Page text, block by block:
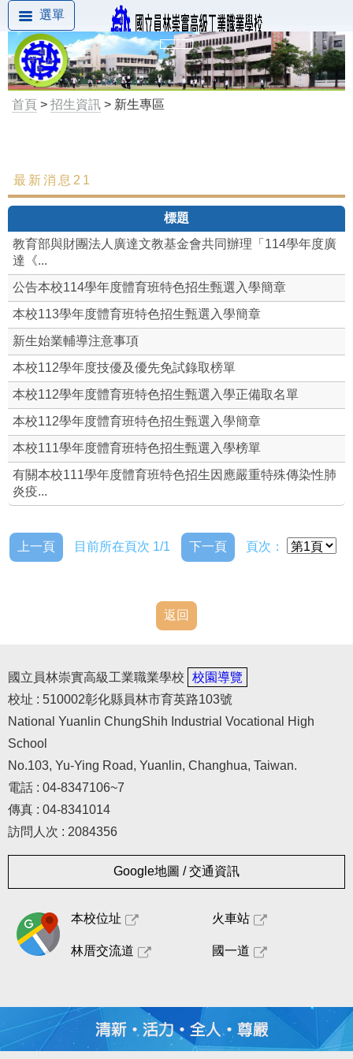
選單
首頁 > 招生資訊 > 新生專區
最新消息
最新消息21
標題
教育部與財團法人廣達文教基金會共同辦理「114學年度廣
達《...
公告本校114學年度體育班特色招生甄選入學簡章
本校113學年度體育班特色招生甄選入學簡章
新生始業輔導注意事項
本校112學年度技優及優先免試錄取榜單
本校112學年度體育班特色招生甄選入學正備取名單
本校112學年度體育班特色招生甄選入學簡章
本校111學年度體育班特色招生甄選入學榜單
有關本校111學年度體育班特色招生因應嚴重特殊傳染性肺
炎疫...
上一頁 目前所在頁次 1/1 下一頁 頁次：
返回
國立員林崇實高級工業職業學校
校園導覽
校址 : 510002彰化縣員林市育英路103號
National Yuanlin ChungShih Industrial Vocational High
School
No.103, Yu-Ying Road, Yuanlin, Changhua, Taiwan.
電話 : 04-8347106~7
傳真 : 04-8341014
訪問人次 : 2084356
Google地圖 / 交通資訊
本校位址 火車站
林厝交流道 國一道